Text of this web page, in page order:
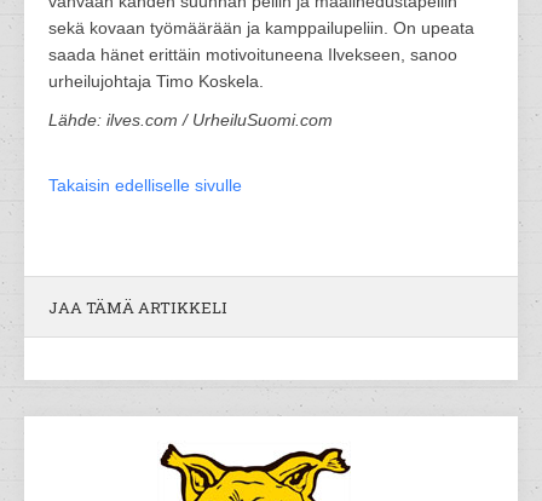
sekä kovaan työmäärään ja kamppailupeliin. On upeata
saada hänet erittäin motivoituneena Ilvekseen, sanoo
urheilujohtaja Timo Koskela.
Lähde: ilves.com / UrheiluSuomi.com
Takaisin edelliselle sivulle
JAA TÄMÄ ARTIKKELI